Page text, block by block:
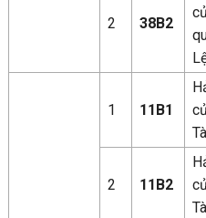
2 38B2
1 11B1
2 11B2